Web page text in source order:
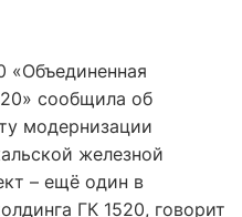
«Объединенная
сообщила об
модернизации
железной
– ещё один в
ГК 1520, говорит